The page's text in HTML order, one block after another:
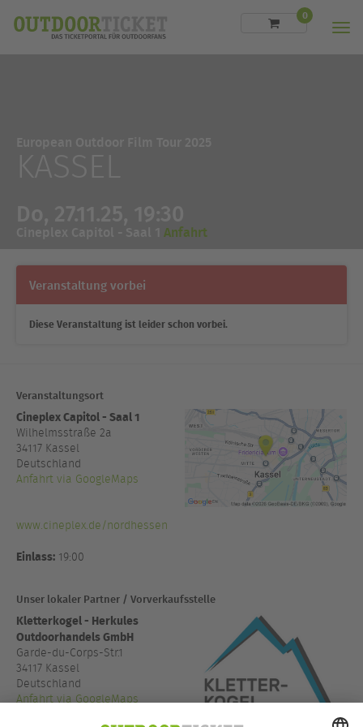
0
Anfahrt
Veranstaltung vorbei
Diese Veranstaltung ist leider schon vorbei.
Veranstaltungsort
Cineplex Capitol - Saal 1
Wilhelmsstraße 2a
34117 Kassel
Deutschland
Anfahrt via GoogleMaps
www.cineplex.de/nordhessen
Einlass: 19:00
Unser lokaler Partner / Vorverkaufsstelle
Kletterkogel - Herkules
Outdoorhandels GmbH
Garde-du-Corps-Str.1
34117 Kassel
Deutschland
Anfahrt via GoogleMaps